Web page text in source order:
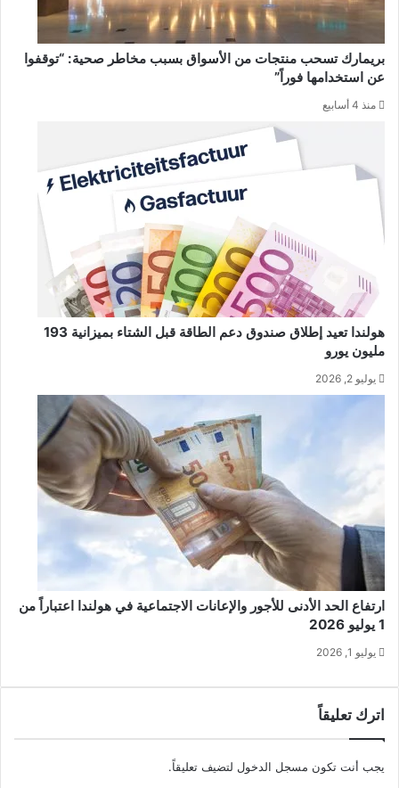
بريمارك تسحب منتجات من الأسواق بسبب مخاطر صحية: “توقفوا
عن استخدامها فوراً”
منذ 4 أسابيع
هولندا تعيد إطلاق صندوق دعم الطاقة قبل الشتاء بميزانية 193
مليون يورو
يوليو 2, 2026
ارتفاع الحد الأدنى للأجور والإعانات الاجتماعية في هولندا اعتباراً من
1 يوليو 2026
يوليو 1, 2026
اترك تعليقاً
يجب أنت تكون مسجل الدخول لتضيف تعليقاً.